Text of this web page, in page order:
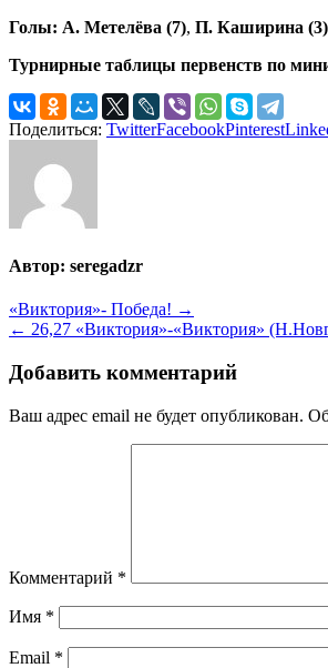
Голы: А. Метелёва (7), П. Каширина (3)
Турнирные таблицы первенств по
Поделиться: TwitterFacebookPinterest
Автор: seregadzr
Навигация
по
записям
«Виктория»- Победа! →
← 26,27 «Виктория»-«Виктория»
Добавить комментарий
Ваш адрес email не будет опубликован.
Комментарий *
Имя *
Email *